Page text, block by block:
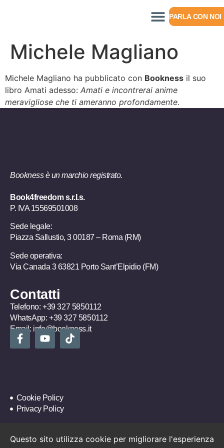
PARLA CON NOI
Michele Magliano
Michele Magliano ha pubblicato con Bookness il suo
libro Amati adesso: Amati e incontrerai anime
meravigliose che ti ameranno profondamente.
Bookness è un marchio registrato.
Book4freedom s.r.l.s.
P. IVA ​15569501008
Sede legale:
Piazza Sallustio, 3 00187 – Roma (RM)
Sede operativa:
Via Canada 3 63821 Porto Sant’Elpidio (FM)
Contatti
Telefono: +39 327 5850112
WhatsApp: +39 327 5850112
Email: info@bookness.it
Cookie Policy
Privacy Policy
Questo sito utilizza cookie per migliorare l'esperienza